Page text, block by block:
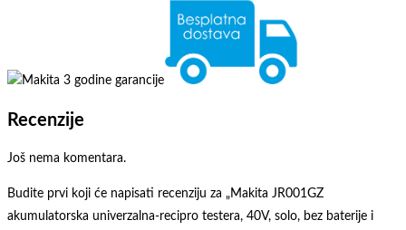
Recenzije
Još nema komentara.
Budite prvi koji će napisati recenziju za „Makita JR001GZ
akumulatorska univerzalna-recipro testera, 40V, solo, bez baterije i